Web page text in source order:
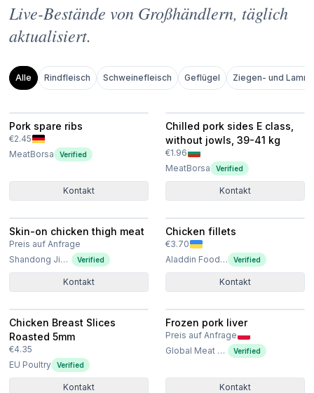
Live-Bestände von Großhändlern, täglich
aktualisiert.
Alle Rindfleisch Schweinefleisch Geflügel Ziegen- und
Pork spare ribs
€2.45
MeatBorsa
Verified
Kontakt
Chilled pork sides E class,
without jowls, 39-41 kg
€1.96
MeatBorsa
Verified
Kontakt
Skin-on chicken thigh meat
Preis auf Anfrage
Shandong Jierun International Trade Co., Ltd
Verified
Kontakt
Chicken fillets
€3.70
Aladdin Food Solutions Ltd
Verified
Kontakt
Chicken Breast Slices
Roasted 5mm
€4.35
EU Poultry
Verified
Kontakt
Frozen pork liver
Preis auf Anfrage
Global Meat Poland Sp. z o.o. Sp. k
Verified
Kontakt